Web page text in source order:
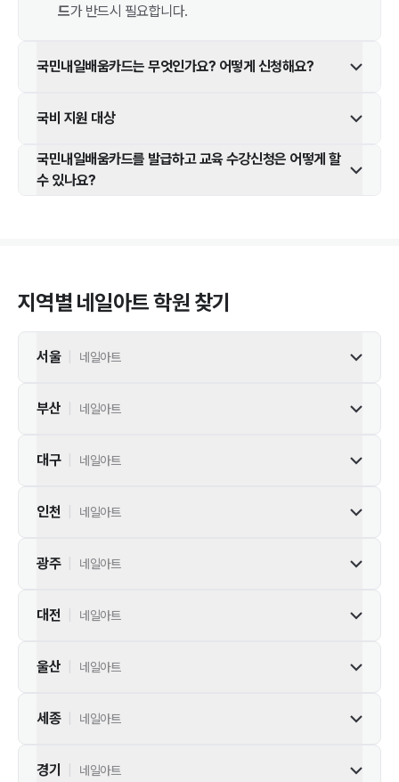
드가 반드시 필요합니다.
국민내일배움카드는 무엇인가요? 어떻게 신청해요?
국비 지원 대상
국민내일배움카드를 발급하고 교육 수강신청은 어떻게 할
수 있나요?
지역별 네일아트학원 찾기
서울 네일아트
부산 네일아트
대구 네일아트
인천 네일아트
광주 네일아트
대전 네일아트
울산 네일아트
세종 네일아트
경기 네일아트